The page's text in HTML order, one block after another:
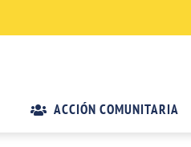
ACCIÓN COMUNITARIA